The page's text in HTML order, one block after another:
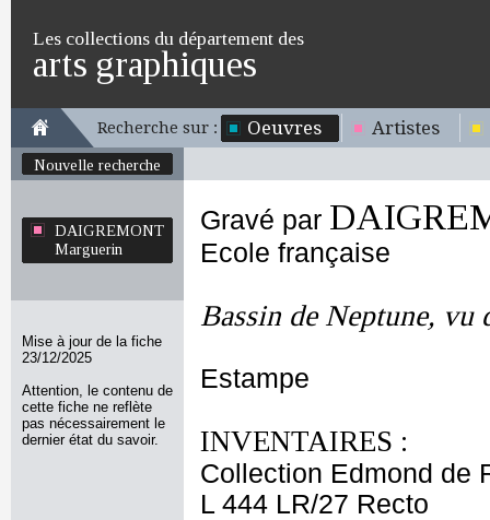
Les collections du département des
arts graphiques
Recherche sur : Oeuvres Artistes
Nouvelle recherche
DAIGREMONT
Marguerin
Mise à jour de la fiche
23/12/2025
Attention, le contenu de
cette fiche ne reflète
pas nécessairement le
dernier état du savoir.
Gravé par
Ecole française
Bassin de Neptune, vu
Estampe
INVENTAIRES :
Collection Edmond de
L 444 LR/27 Recto